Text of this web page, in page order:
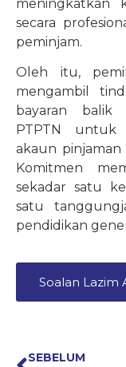
meningkatkan
secara
peminjam.
Oleh itu,
mengambil
bayaran balik
PTPTN untuk
akaun pinjaman
Komitmen
sekadar satu
satu
pendidikan
Soalan Lazim
SEBELUM